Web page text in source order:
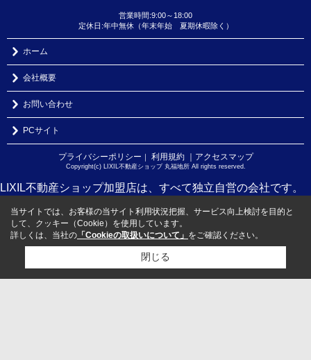
営業時間:9:00～18:00
定休日:年中無休（年末年始 夏期休暇除く）
ホーム
会社概要
お問い合わせ
PCサイト
プライバシーポリシー ｜ 利用規約 ｜アクセスマップ
Copyright(c) LIXIL不動産ショップ 丸福地所 All rights reserved.
LIXIL不動産ショップ加盟店は、すべて独立自営の会社です。
当サイトでは、お客様の当サイト利用状況把握、サービス向上検討を目的と
して、クッキー（Cookie）を使用しています。
詳しくは、当社の 「Cookieの取扱いについて」 をご確認ください。
閉じる